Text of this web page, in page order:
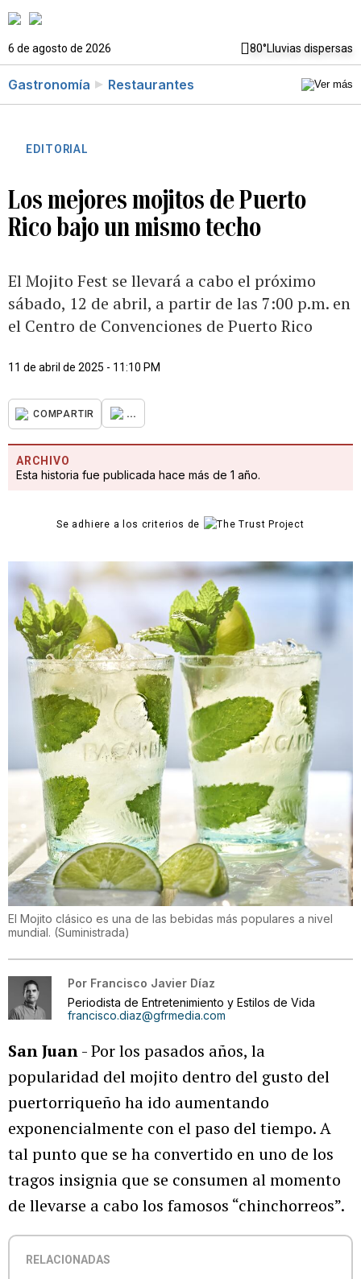
6 de agosto de 2026 80°Lluvias dispersas
Gastronomía Restaurantes
EDITORIAL
Los mejores mojitos de Puerto
Rico bajo un mismo techo
El Mojito Fest se llevará a cabo el próximo
sábado, 12 de abril, a partir de las 7:00 p.m. en
el Centro de Convenciones de Puerto Rico
11 de abril de 2025 - 11:10 PM
COMPARTIR ...
ARCHIVO
Esta historia fue publicada hace más de 1 año.
Se adhiere a los criterios de
El Mojito clásico es una de las bebidas más populares a nivel
mundial. (Suministrada)
Por Francisco Javier Díaz
Periodista de Entretenimiento y Estilos de Vida
francisco.diaz@gfrmedia.com
San Juan- Por los pasados años, la
popularidad del mojito dentro del gusto del
puertorriqueño ha ido aumentando
exponencialmente con el paso del tiempo. A
tal punto que se ha convertido en uno de los
tragos insignia que se consumen al momento
de llevarse a cabo los famosos “chinchorreos”.
RELACIONADAS